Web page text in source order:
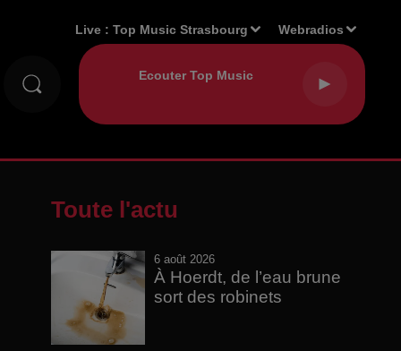
Live :Top Music Strasbourg Webradios
Toute l'actu
6 août 2026
À Hoerdt, de l’eau brune
sort des robinets